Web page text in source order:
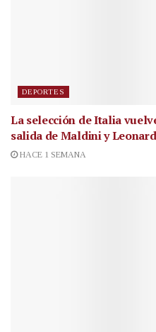
DEPORTES
La selección de Italia
salida de Maldini y
HACE 1 SEMANA